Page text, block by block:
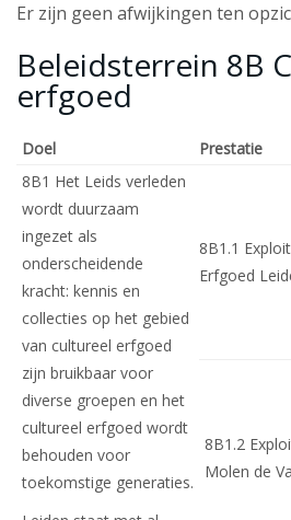
Er zijn geen afwijkingen ten
Beleidsterrein 8B
erfgoed
Doel
Prestatie
8B1 Het Leids verleden
wordt duurzaam
ingezet als
onderscheidende
kracht: kennis en
collecties op het gebied
van cultureel erfgoed
zijn bruikbaar voor
diverse groepen en het
cultureel erfgoed wordt
behouden voor
toekomstige generaties.
8B1.1
Erfgoed
8B1.2
Molen de